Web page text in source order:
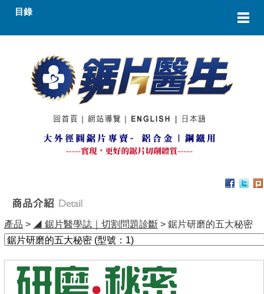
目錄
產品 > ◢ 鋸片醫學誌｜切割問題診斷> 鋸片研磨的五大秘密